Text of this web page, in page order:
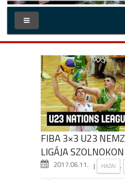
FIBA 3×3 U23
LIGÁJA SZOLNOKON
2017.06.11. | HAZAI ,